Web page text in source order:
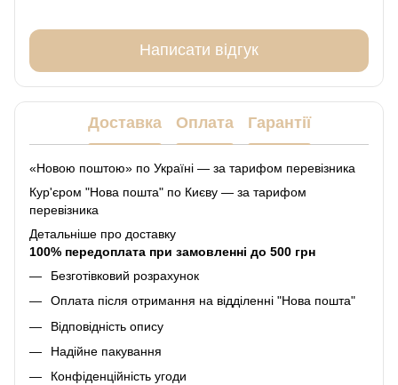
Написати відгук
Доставка Оплата Гарантії
«Новою поштою» по Україні — за тарифом перевізника
Кур'єром "Нова пошта" по Києву — за тарифом
перевізника
Детальніше про доставку
100% передоплата при замовленні до 500 грн
Безготівковий розрахунок
Оплата після отримання на відділенні "Нова пошта"
Відповідність опису
Надійне пакування
Конфіденційність угоди